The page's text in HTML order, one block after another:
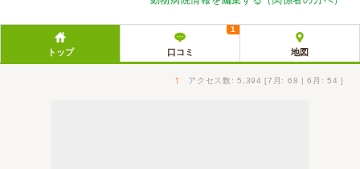
トップ 口コミ
1
地図
↑ アクセス数: 5,394 [7月: 68 | 6月: 54 ]